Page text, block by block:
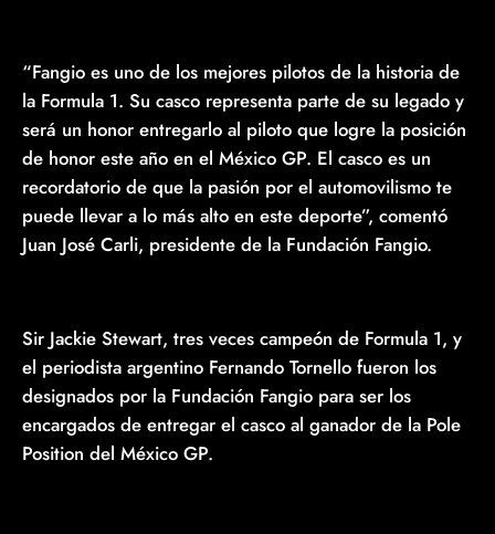
“Fangio es uno de los mejores pilotos de la historia de
la Formula 1. Su casco representa parte de su legado y
será un honor entregarlo al piloto que logre la posición
de honor este año en el México GP. El casco es un
recordatorio de que la pasión por el automovilismo te
puede llevar a lo más alto en este deporte”, comentó
Juan José Carli, presidente de la Fundación Fangio.
Sir Jackie Stewart, tres veces campeón de Formula 1, y
el periodista argentino Fernando Tornello fueron los
designados por la Fundación Fangio para ser los
encargados de entregar el casco al ganador de la Pole
Position del México GP.